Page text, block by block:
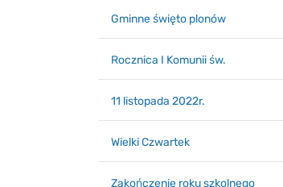
Gminne święto plonów
Rocznica I Komunii św.
11 listopada 2022r.
Wielki Czwartek
Zakończenie roku szkolnego